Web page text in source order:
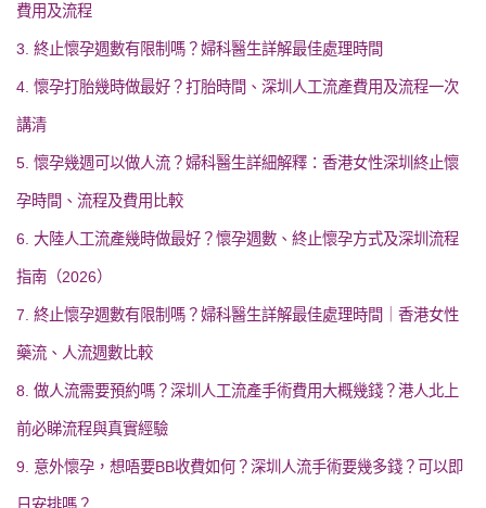
費用及流程
3. 終止懷孕週數有限制嗎？婦科醫生詳解最佳處理時間
4. 懷孕打胎幾時做最好？打胎時間、深圳人工流產費用及流程一次
講清
5. 懷孕幾週可以做人流？婦科醫生詳細解釋：香港女性深圳終止懷
孕時間、流程及費用比較
6. 大陸人工流產幾時做最好？懷孕週數、終止懷孕方式及深圳流程
指南（2026）
7. 終止懷孕週數有限制嗎？婦科醫生詳解最佳處理時間｜香港女性
藥流、人流週數比較
8. 做人流需要預約嗎？深圳人工流產手術費用大概幾錢？港人北上
前必睇流程與真實經驗
9. 意外懷孕，想唔要BB收費如何？深圳人流手術要幾多錢？可以即
日安排嗎？